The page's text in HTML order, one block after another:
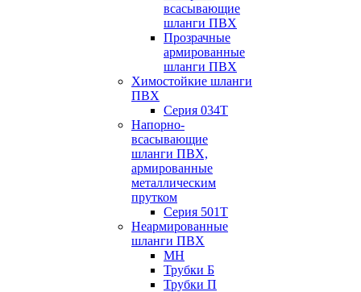
всасывающие
шланги ПВХ
Прозрачные
армированные
шланги ПВХ
Химостойкие шланги
ПВХ
Серия 034Т
Напорно-
всасывающие
шланги ПВХ,
армированные
металлическим
прутком
Серия 501T
Неармированные
шланги ПВХ
МН
Трубки Б
Трубки П